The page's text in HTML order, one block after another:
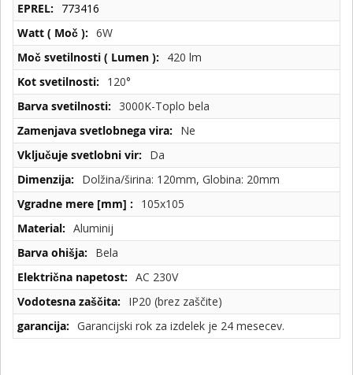
773416
6W
420 lm
120°
3000K-Toplo bela
Ne
Da
Dolžina/širina: 120mm, Globina: 20mm
105x105
Aluminij
Bela
AC 230V
IP20 (brez zaščite)
Garancijski rok za izdelek je 24 mesecev.